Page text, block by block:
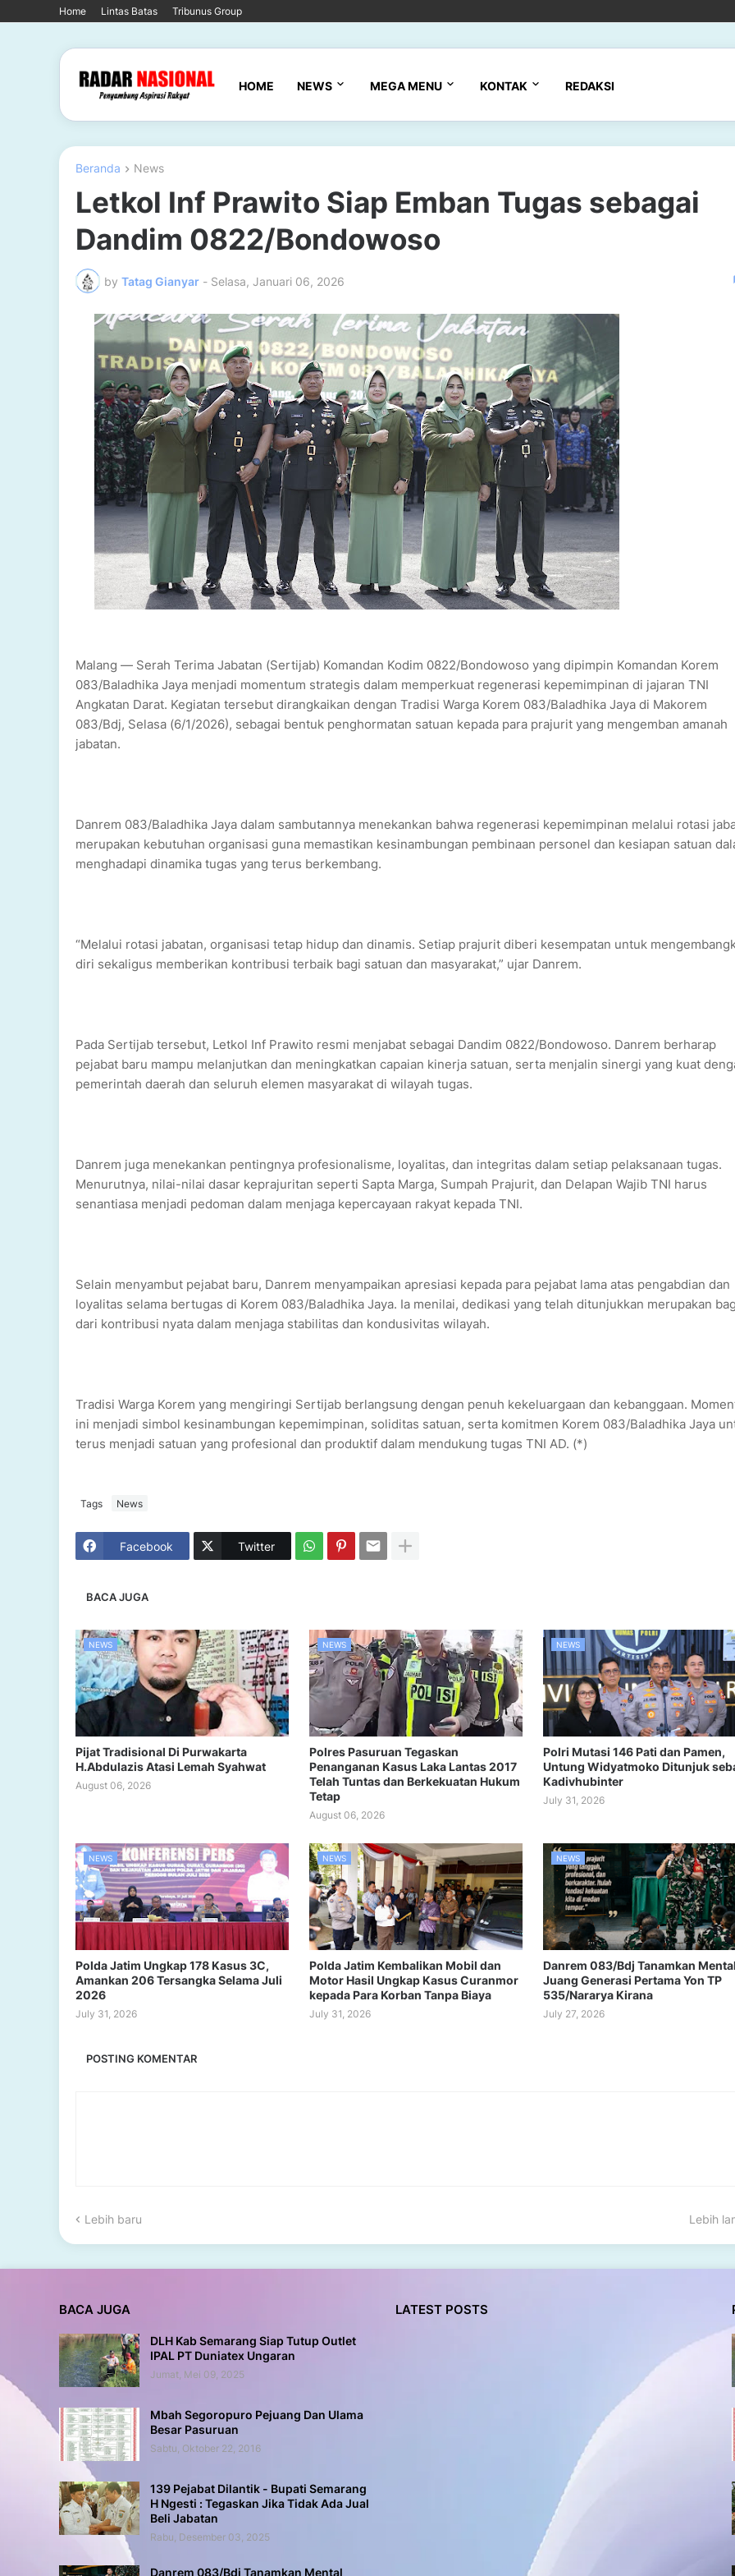
Home Lintas Batas Tribunus Group
HOME NEWS MEGA MENU KONTAK REDAKSI
Beranda News
Letkol Inf Prawito Siap Emban Tugas sebagai
Dandim 0822/Bondowoso
by Tatag Gianyar - Selasa, Januari 06, 2026
Malang — Serah Terima Jabatan (Sertijab) Komandan Kodim 0822/Bondowoso yang dipimpin Komandan Korem
083/Baladhika Jaya menjadi momentum strategis dalam memperkuat regenerasi kepemimpinan di jajaran TNI
Angkatan Darat. Kegiatan tersebut dirangkaikan dengan Tradisi Warga Korem 083/Baladhika Jaya di Makorem
083/Bdj, Selasa (6/1/2026), sebagai bentuk penghormatan satuan kepada para prajurit yang mengemban amanah
jabatan.
Danrem 083/Baladhika Jaya dalam sambutannya menekankan bahwa regenerasi kepemimpinan melalui rotasi
merupakan kebutuhan organisasi guna memastikan kesinambungan pembinaan personel dan kesiapan satuan
menghadapi dinamika tugas yang terus berkembang.
“Melalui rotasi jabatan, organisasi tetap hidup dan dinamis. Setiap prajurit diberi kesempatan untuk
diri sekaligus memberikan kontribusi terbaik bagi satuan dan masyarakat,” ujar Danrem.
Pada Sertijab tersebut, Letkol Inf Prawito resmi menjabat sebagai Dandim 0822/Bondowoso. Danrem berharap
pejabat baru mampu melanjutkan dan meningkatkan capaian kinerja satuan, serta menjalin sinergi yang kuat
pemerintah daerah dan seluruh elemen masyarakat di wilayah tugas.
Danrem juga menekankan pentingnya profesionalisme, loyalitas, dan integritas dalam setiap pelaksanaan tugas.
Menurutnya, nilai-nilai dasar keprajuritan seperti Sapta Marga, Sumpah Prajurit, dan Delapan Wajib TNI harus
senantiasa menjadi pedoman dalam menjaga kepercayaan rakyat kepada TNI.
Selain menyambut pejabat baru, Danrem menyampaikan apresiasi kepada para pejabat lama atas pengabdian dan
loyalitas selama bertugas di Korem 083/Baladhika Jaya. Ia menilai, dedikasi yang telah ditunjukkan merupakan
dari kontribusi nyata dalam menjaga stabilitas dan kondusivitas wilayah.
Tradisi Warga Korem yang mengiringi Sertijab berlangsung dengan penuh kekeluargaan dan kebanggaan.
ini menjadi simbol kesinambungan kepemimpinan, soliditas satuan, serta komitmen Korem 083/Baladhika Jaya
terus menjadi satuan yang profesional dan produktif dalam mendukung tugas TNI AD. (*)
Tags News
Facebook Twitter
BACA JUGA
NEWS
Pijat Tradisional Di Purwakarta
H.Abdulazis Atasi Lemah Syahwat
August 06, 2026
NEWS
Polres Pasuruan Tegaskan
Penanganan Kasus Laka Lantas 2017
Telah Tuntas dan Berkekuatan Hukum
Tetap
August 06, 2026
NEWS
Polri Mutasi 146 Pati dan Pamen,
Untung Widyatmoko Ditunjuk
Kadivhubinter
July 31, 2026
NEWS
Polda Jatim Ungkap 178 Kasus 3C,
Amankan 206 Tersangka Selama Juli
2026
July 31, 2026
NEWS
Polda Jatim Kembalikan Mobil dan
Motor Hasil Ungkap Kasus Curanmor
kepada Para Korban Tanpa Biaya
July 31, 2026
NEWS
Danrem 083/Bdj Tanamkan
Juang Generasi Pertama Yon TP
535/Nararya Kirana
July 27, 2026
POSTING KOMENTAR
Lebih baru Lebih
BACA JUGA
DLH Kab Semarang Siap Tutup Outlet
IPAL PT Duniatex Ungaran
Jumat, Mei 09, 2025
Mbah Segoropuro Pejuang Dan Ulama
Besar Pasuruan
Sabtu, Oktober 22, 2016
139 Pejabat Dilantik - Bupati Semarang
H Ngesti : Tegaskan Jika Tidak Ada Jual
Beli Jabatan
Rabu, Desember 03, 2025
Danrem 083/Bdj Tanamkan Mental
LATEST POSTS